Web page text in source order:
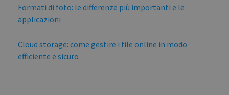
Formati di foto: le differenze più importanti e le
applicazioni
Cloud storage: come gestire i file online in modo
efficiente e sicuro